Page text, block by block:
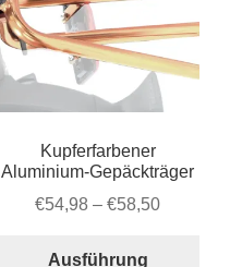
Kupferfarbener
Aluminium-Gepäckträger
€54,98 –€58,50
Ausführung